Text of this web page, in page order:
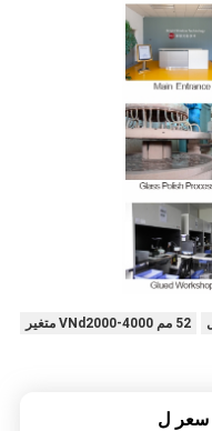
52 مم VNd2000-4000 متغير
سعر ل